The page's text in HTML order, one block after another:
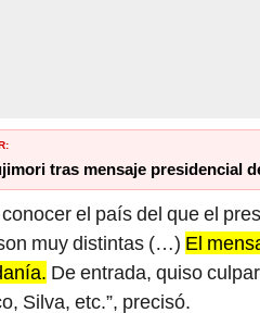
tras mensaje presidencial
conocer el país del que el
muy distintas (…) El
De entrada, quiso
Silva, etc.”, precisó.